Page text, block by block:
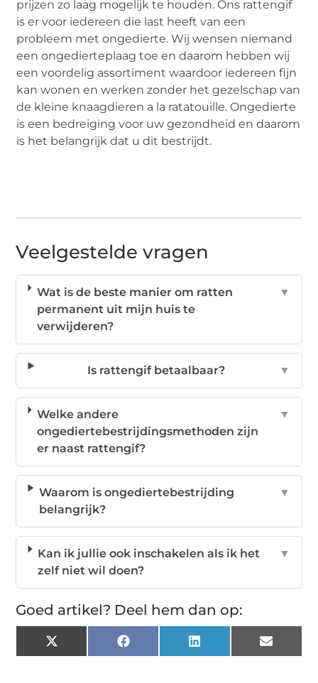
prijzen zo laag mogelijk te houden. Ons rattengif
is er voor iedereen die last heeft van een
probleem met ongedierte. Wij wensen niemand
een ongedierteplaag toe en daarom hebben wij
een voordelig assortiment waardoor iedereen fijn
kan wonen en werken zonder het gezelschap van
de kleine knaagdieren a la ratatouille. Ongedierte
is een bedreiging voor uw gezondheid en daarom
is het belangrijk dat u dit bestrijdt.
Veelgestelde vragen
Wat is de beste manier om ratten
permanent uit mijn huis te
verwijderen?
▼
Is rattengif betaalbaar? ▼
Welke andere
ongediertebestrijdingsmethoden zijn
er naast rattengif?
▼
Waarom is ongediertebestrijding
belangrijk?
▼
Kan ik jullie ook inschakelen als ik het
zelf niet wil doen?
▼
Goed artikel? Deel hem dan op:
X
(Twitter)
Facebook LinkedIn Email